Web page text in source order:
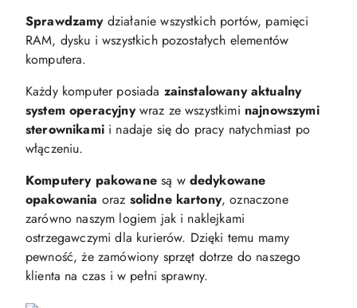
Sprawdzamydziałanie wszystkich portów, pamięci
RAM, dysku i wszystkich pozostałych elementów
komputera.
Każdy komputer posiada zainstalowany aktualny
system operacyjnywraz ze wszystkimi najnowszymi
sterownikamii nadaje się do pracy natychmiast po
włączeniu.
Komputery pakowanesą w dedykowane
opakowania oraz solidne kartony, oznaczone
zarówno naszym logiem jak i naklejkami
ostrzegawczymi dla kurierów. Dzięki temu mamy
pewność, że zamówiony sprzęt dotrze do naszego
klienta na czas i w pełni sprawny.